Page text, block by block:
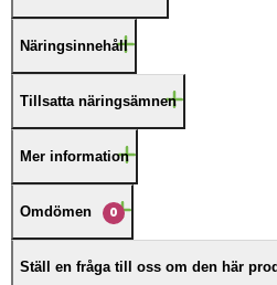
Näringsinnehåll
Tillsatta näringsämnen
Mer information
Omdömen 0
Ställ en fråga till oss om den här